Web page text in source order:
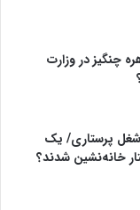
این جریان علیه
چنگیز در وزارت
نفر از شغل پرستاری/ یک